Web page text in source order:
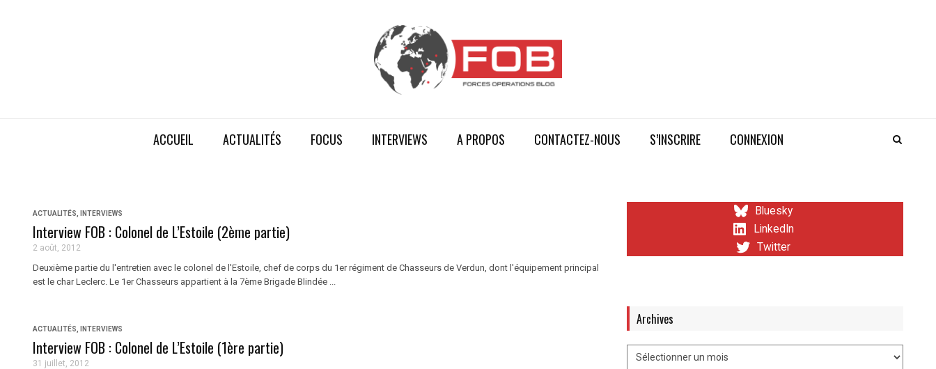
ACCUEIL ACTUALITÉS FOCUS INTERVIEWS A PROPOS CONTACTEZ-NOUS S’INSCRIRE CONNEXION
ACTUALITÉS INTERVIEWS
Interview FOB : Colonel de L’Estoile (2ème partie)
2 août, 2012
Deuxième partie du l'entretien avec le colonel de l'Estoile, chef de corps du 1er régiment de Chasseurs de Verdun, dont l'équipement principal
est le char Leclerc. Le 1er Chasseurs appartient à la 7ème Brigade Blindée ...
ACTUALITÉS INTERVIEWS
Interview FOB : Colonel de L’Estoile (1ère partie)
31 juillet, 2012
Bluesky
LinkedIn
Twitter
Archives